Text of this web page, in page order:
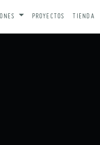
PROYECTOS TIENDA